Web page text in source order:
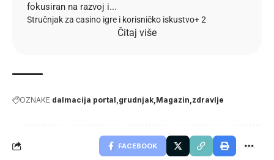
fokusiran na razvoj i...
Stručnjak za casino igre i korisničko iskustvo+ 2
Čitaj više
OZNAKE dalmacija portal grudnjak Magazin zdravlje
FACEBOOK